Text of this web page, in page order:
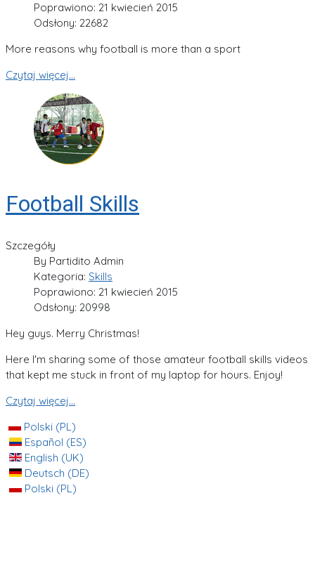
Poprawiono: 21 kwiecień 2015
Odsłony: 22682
More reasons why football is more than a sport
Czytaj więcej...
Football Skills
Szczegóły
By Partidito Admin
Kategoria: Skills
Poprawiono: 21 kwiecień 2015
Odsłony: 20998
Hey guys. Merry Christmas!
Here I'm sharing some of those amateur football skills videos
that kept me stuck in front of my laptop for hours. Enjoy!
Czytaj więcej...
Polski (PL)
Español (ES)
English (UK)
Deutsch (DE)
Polski (PL)